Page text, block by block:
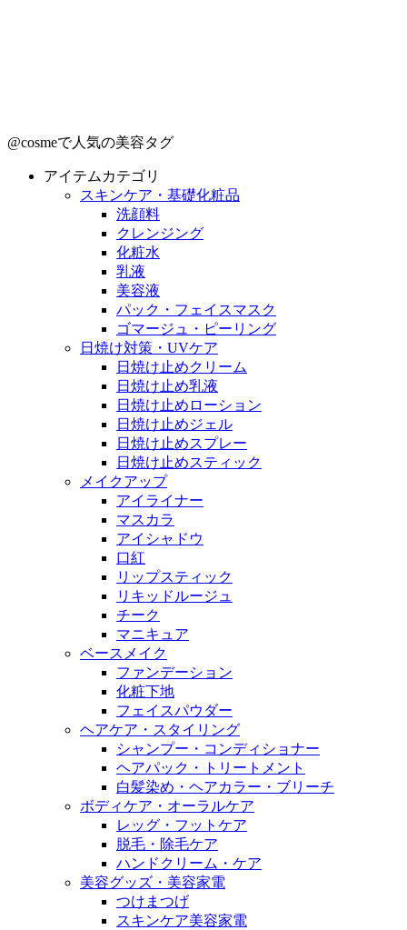
@cosmeで人気の美容タグ
アイテムカテゴリ
スキンケア・基礎化粧品
洗顔料
クレンジング
化粧水
乳液
美容液
パック・フェイスマスク
ゴマージュ・ピーリング
日焼け対策・UVケア
日焼け止めクリーム
日焼け止め乳液
日焼け止めローション
日焼け止めジェル
日焼け止めスプレー
日焼け止めスティック
メイクアップ
アイライナー
マスカラ
アイシャドウ
口紅
リップスティック
リキッドルージュ
チーク
マニキュア
ベースメイク
ファンデーション
化粧下地
フェイスパウダー
ヘアケア・スタイリング
シャンプー・コンディショナー
ヘアパック・トリートメント
白髪染め・ヘアカラー・ブリーチ
ボディケア・オーラルケア
レッグ・フットケア
脱毛・除毛ケア
ハンドクリーム・ケア
美容グッズ・美容家電
つけまつげ
スキンケア美容家電